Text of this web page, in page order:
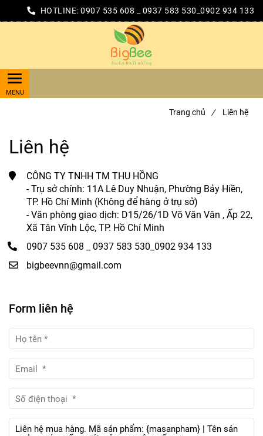
HOTLINE: 0907 535 608 _ 0937 583 530_0902 934 133
Trang chủ / Liên hệ
Liên hệ
CÔNG TY TNHH TM THU HỒNG
- Trụ sở chính: 11A Lê Duy Nhuận, Phường Bảy Hiền,
TP. Hồ Chí Minh (Không để hàng ở trụ sở)
- Văn phòng giao dịch: D15/26/1D Võ Văn Vân , Ấp 22,
Xã Tân Vĩnh Lộc, TP. Hồ Chí Minh
0907 535 608 _ 0937 583 530_0902 934 133
bigbeevnn@gmail.com
Form liên hệ